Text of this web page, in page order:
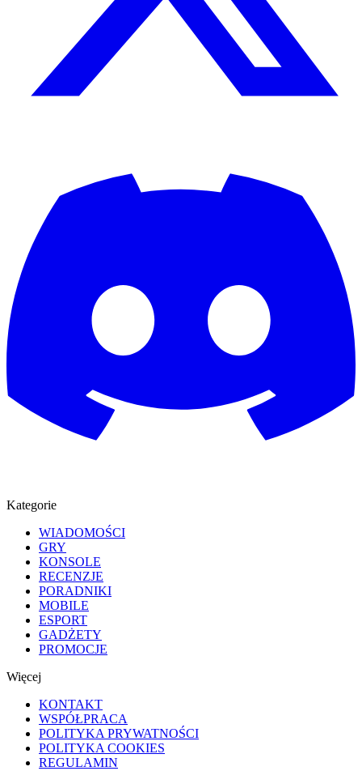
Kategorie
WIADOMOŚCI
GRY
KONSOLE
RECENZJE
PORADNIKI
MOBILE
ESPORT
GADŻETY
PROMOCJE
Więcej
KONTAKT
WSPÓŁPRACA
POLITYKA PRYWATNOŚCI
POLITYKA COOKIES
REGULAMIN